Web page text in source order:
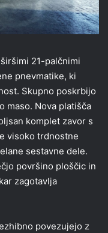
21-palčnimi
pnevmatike, ki
Skupno poskrbijo
maso. Nova platišča
komplet zavor s
visoko trdnostne
sestavne dele.
površino ploščic in
zagotavlja
povezujejo z